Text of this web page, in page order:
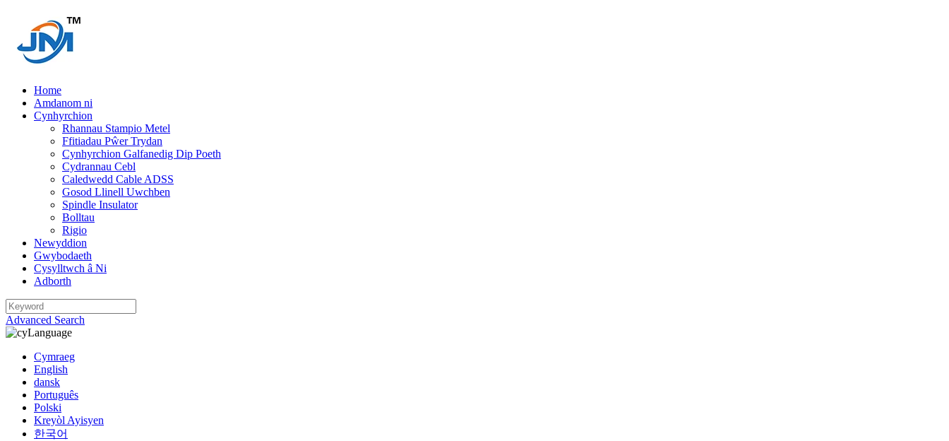
Home
Amdanom ni
Cynhyrchion
Rhannau Stampio Metel
Ffitiadau Pŵer Trydan
Cynhyrchion Galfanedig Dip Poeth
Cydrannau Cebl
Caledwedd Cable ADSS
Gosod Llinell Uwchben
Spindle Insulator
Bolltau
Rigio
Newyddion
Gwybodaeth
Cysylltwch â Ni
Adborth
Advanced Search
Language
Cymraeg
English
dansk
Português
Polski
Kreyòl Ayisyen
한국어